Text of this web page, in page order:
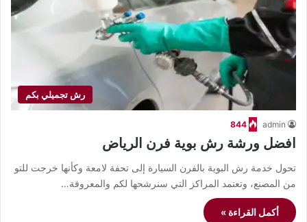
رش تجميلي بكم
admin
844
افضل ورشة رش بوية فرن الرياض
تحول خدمة رش البوية بالفرن السيارة إلى تحفة لامعة وكأنها خرجت للتو
من المصنع، وتعتمد المراكز التي سنرشحها لكم والمعروفة…
أكمل القراءة »